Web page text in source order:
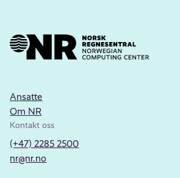
Ansatte
Om NR
Kontakt oss
(+47) 2285 2500
nr@nr.no